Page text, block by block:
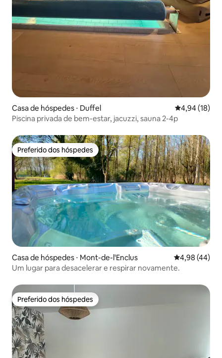
Casa de hóspedes ⋅ Duffel 4,94 de uma
4,94 (18)
Piscina privada de bem-estar, jacuzzi, sauna 2-4p
Preferido dos hóspedes
Preferido dos hóspedes
Casa de hóspedes ⋅ Mont-de-l'Enclus 4,98 de uma
4,98 (44)
Um lugar para desacelerar e respirar novamente.
Preferido dos hóspedes
Preferido dos hóspedes